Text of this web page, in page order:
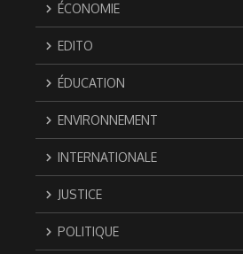
ÉCONOMIE
EDITO
ÉDUCATION
ENVIRONNEMENT
INTERNATIONALE
JUSTICE
POLITIQUE